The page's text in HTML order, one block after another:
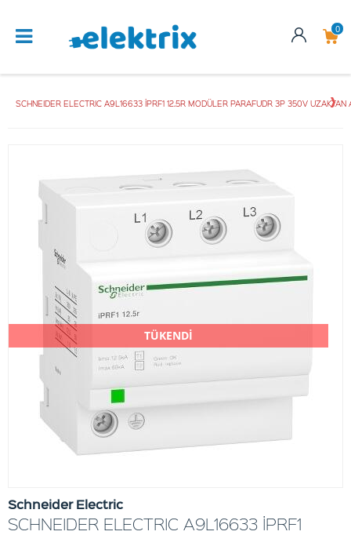
0
SCHNEIDER ELECTRIC A9L16633 İPRF1 12.5R MODÜLER PARAFUDR 3P 350V
TÜKENDİ
Schneider Electric
SCHNEIDER ELECTRIC A9L16633 İPRF1